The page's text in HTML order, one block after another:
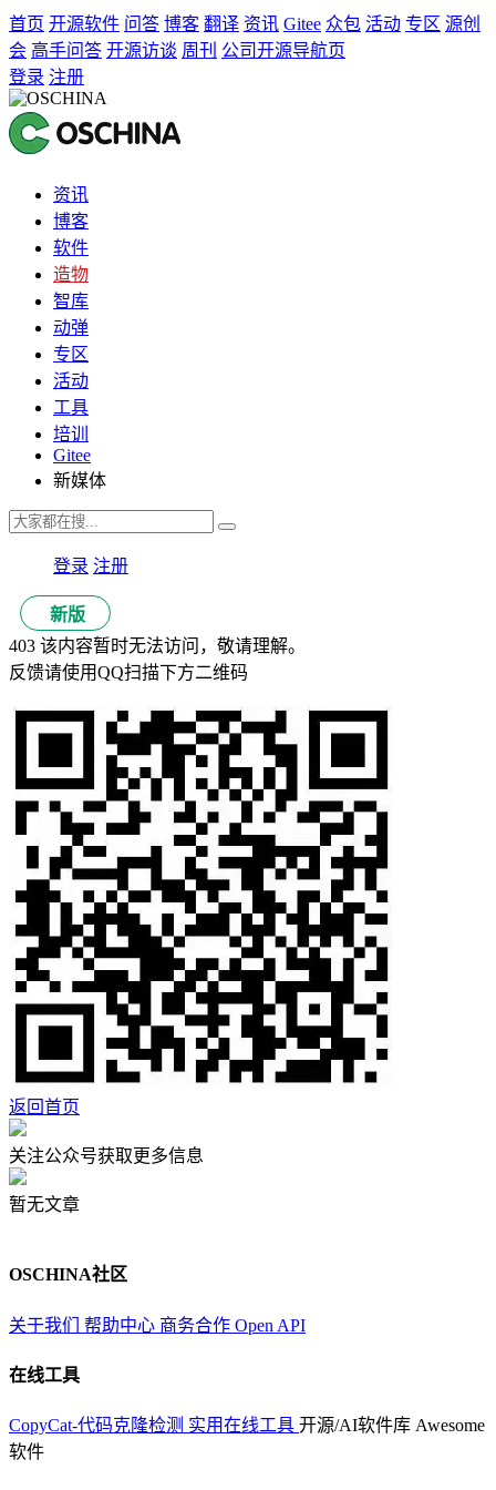
首页 开源软件 问答 博客 翻译 资讯 Gitee 众包 活动 专区 源创
会 高手问答 开源访谈 周刊 公司开源导航页
登录 注册
资讯
博客
软件
造物
智库
动弹
专区
活动
工具
培训
Gitee
新媒体
登录 注册
新版
403 该内容暂时无法访问，敬请理解。
反馈请使用QQ扫描下方二维码
返回首页
关注公众号获取更多信息
暂无文章
OSCHINA社区
关于我们 帮助中心 商务合作 Open API
在线工具
CopyCat-代码克隆检测 实用在线工具 开源/AI软件库 Awesome
软件